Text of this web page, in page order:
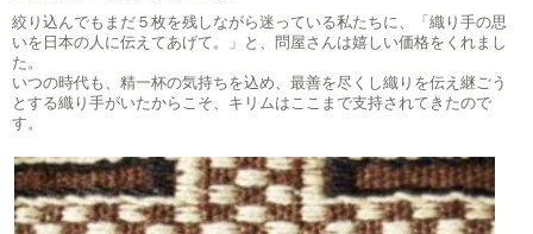
絞り込んでもまだ５枚を残しながら迷っている私たちに、「織り手の思
いを日本の人に伝えてあげて。」と、問屋さんは嬉しい価格をくれまし
た。
いつの時代も、精一杯の気持ちを込め、最善を尽くし織りを伝え継ごう
とする織り手がいたからこそ、キリムはここまで支持されてきたので
す。